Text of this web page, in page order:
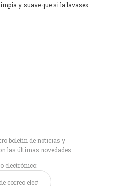
y suave que si la lavases
boletín de noticias y
las últimas novedades.
electrónico: